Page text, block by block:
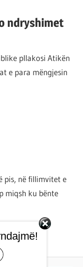
ndryshimet
pllakosi Atikën
e para mëngjesin
pis, në fillimvitet e
miqsh ku bënte